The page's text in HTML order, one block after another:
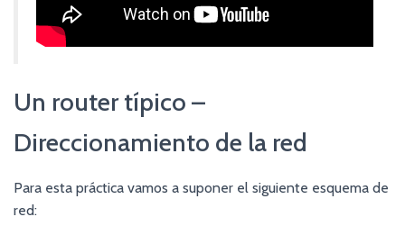
Un router típico –
Direccionamiento de la red
Para esta práctica vamos a suponer el siguiente esquema de
red: